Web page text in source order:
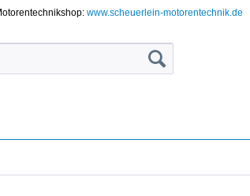
www.scheuerlein-motorentechnik.de